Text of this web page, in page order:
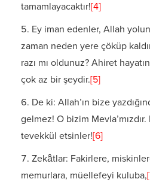
tamamlayacaktır![4]
Ey iman edenler, Allah
zaman neden yere çöküp
razı mı oldunuz? Ahiret
çok az bir şeydir.[5]
De ki: Allah’ın bize
gelmez! O bizim
tevekkül etsinler![6]
Zekâtlar: Fakirlere,
memurlara, müellefeyi kuluba,